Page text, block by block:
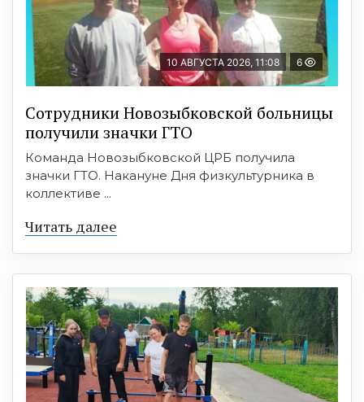
10 АВГУСТА 2026, 11:08 6
Сотрудники Новозыбковской больницы
получили значки ГТО
Команда Новозыбковской ЦРБ получила
значки ГТО. Накануне Дня физкультурника в
коллективе ...
Читать далее